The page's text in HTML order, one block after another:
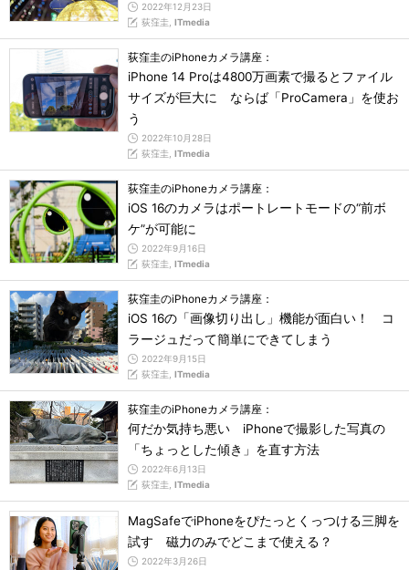
2022年12月23日
荻窪圭, ITmedia
荻窪圭のiPhoneカメラ講座：
iPhone 14 Proは4800万画素で撮るとファイル
サイズが巨大に ならば「ProCamera」を使お
う
2022年10月28日
荻窪圭, ITmedia
荻窪圭のiPhoneカメラ講座：
iOS 16のカメラはポートレートモードの“前ボ
ケ”が可能に
2022年9月16日
荻窪圭, ITmedia
荻窪圭のiPhoneカメラ講座：
iOS 16の「画像切り出し」機能が面白い！ コ
ラージュだって簡単にできてしまう
2022年9月15日
荻窪圭, ITmedia
荻窪圭のiPhoneカメラ講座：
何だか気持ち悪い iPhoneで撮影した写真の
「ちょっとした傾き」を直す方法
2022年6月13日
荻窪圭, ITmedia
MagSafeでiPhoneをぴたっとくっつける三脚を
試す 磁力のみでどこまで使える？
2022年3月26日